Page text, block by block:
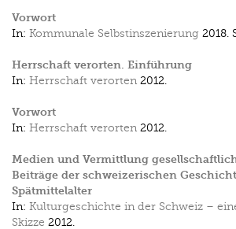
Vorwort
In: Kommunale Selbstinszenierung 2018.
Herrschaft verorten. Einführung
In: Herrschaft verorten 2012.
Vorwort
In: Herrschaft verorten 2012.
Medien und Vermittlung
Beiträge der schweizerischen
Spätmittelalter
In: Kulturgeschichte in der Schweiz –
Skizze 2012.